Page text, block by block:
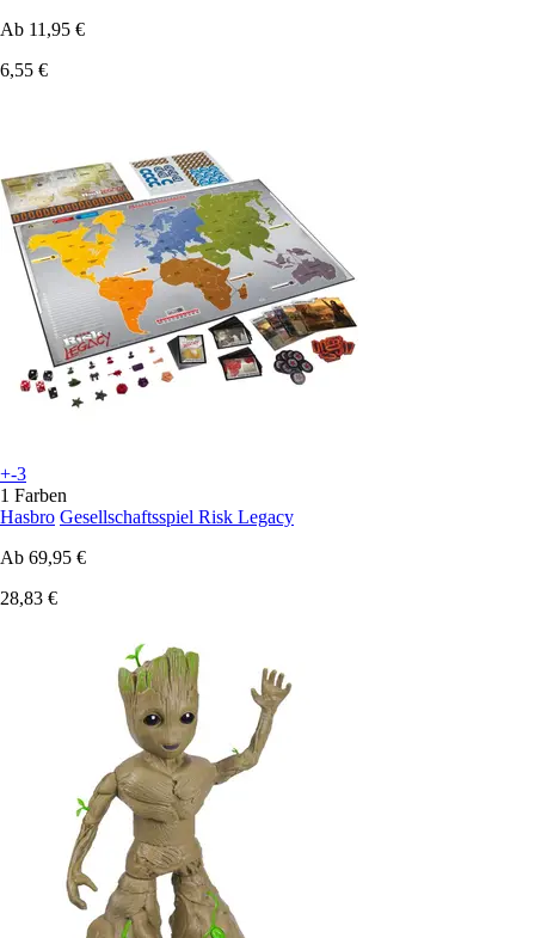
Ab 11,95 €
6,55 €
+-3
1 Farben
Hasbro Gesellschaftsspiel Risk Legacy
Ab 69,95 €
28,83 €